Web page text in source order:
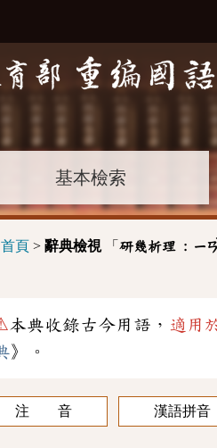
基本檢索
首頁 > 辭典檢視「 研幾析理 : ㄧㄢ
本典收錄古今用語， 適用
》。
注 音 漢語拼音